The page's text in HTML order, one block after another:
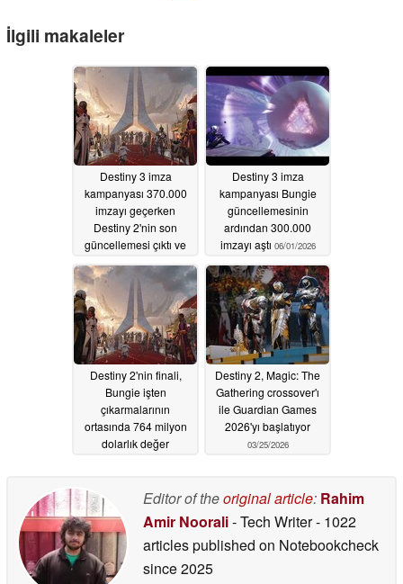
İlgili makaleler
Destiny 3 imza
kampanyası 370.000
imzayı geçerken
Destiny 2'nin son
güncellemesi çıktı ve
Destiny 3 imza
kampanyası Bungie
güncellemesinin
ardından 300.000
imzayı aştı 06/01/2026
Destiny 2'nin finali,
Bungie işten
çıkarmalarının
ortasında 764 milyon
dolarlık değer
Destiny 2, Magic: The
Gathering crossover'ı
ile Guardian Games
2026'yı başlatıyor
03/25/2026
Editor of theoriginal article: Rahim
Amir Noorali- Tech Writer- 1022
articles published on Notebookcheck
since 2025